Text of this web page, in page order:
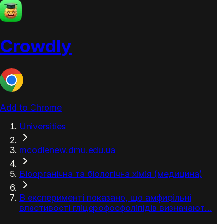
Crowdly
Add to Chrome
Universities
moodlenew.dmu.edu.ua
Біоорганічна та біологічна хімія (медицина)
В експерименті показано, що амфифільні
властивості гліцерофосфоліпідів визначают...